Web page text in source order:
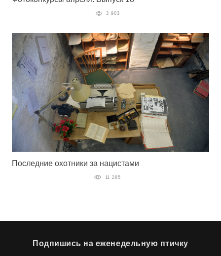
3 903
Последние охотники за нацистами
11 285
Подпишись на еженедельную птичку